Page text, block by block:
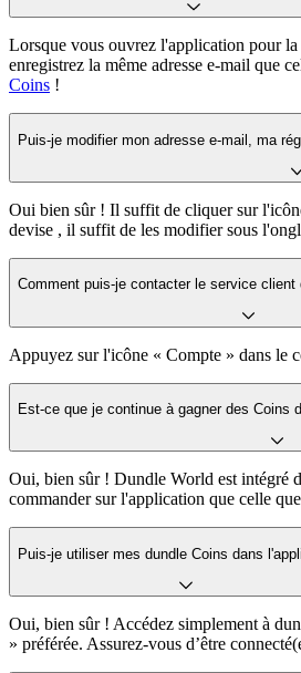
Lorsque vous ouvrez l'application pour
enregistrez la même adresse e-mail que
Coins !
Puis-je modifier mon adresse e-mail, ma
Oui bien sûr ! Il suffit de cliquer sur
devise , il suffit de les modifier sous
Comment puis-je contacter le service client
Appuyez sur l'icône « Compte » dans le
Est-ce que je continue à gagner des Coins
Oui, bien sûr ! Dundle World est intégré
commander sur l'application que celle
Puis-je utiliser mes dundle Coins dans
Oui, bien sûr ! Accédez simplement à
» préférée. Assurez-vous d’être